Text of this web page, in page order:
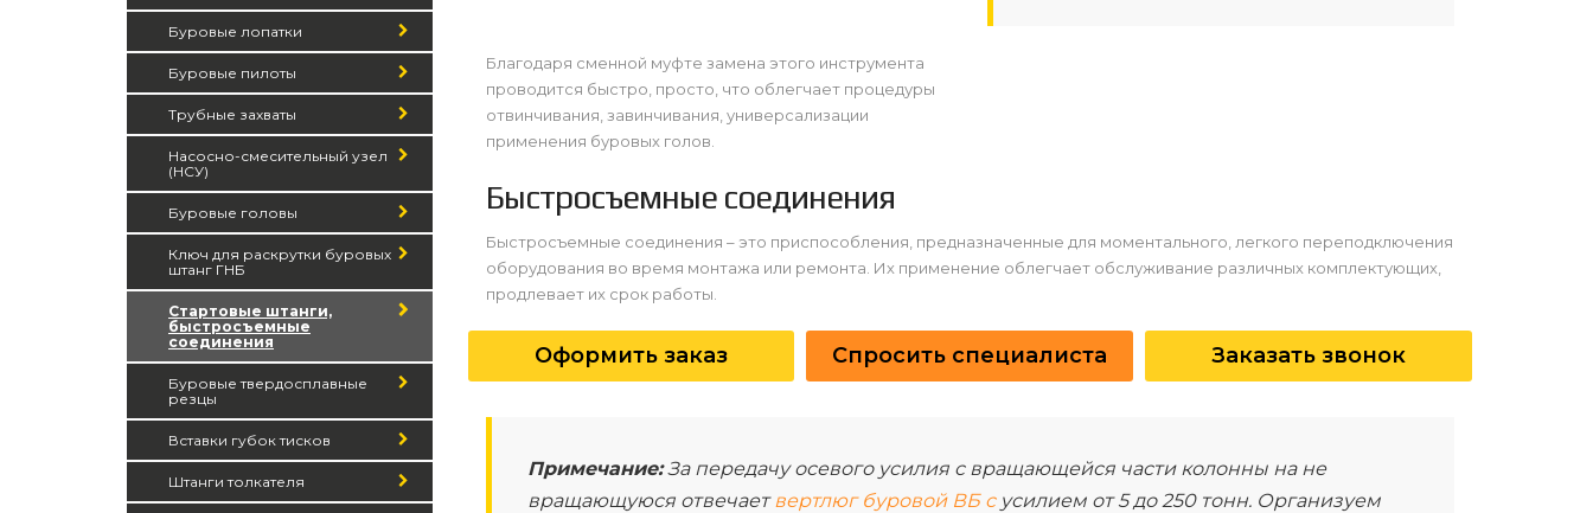
Благодаря сменной муфте замена этого инструмента
проводится быстро, просто, что облегчает процедуры
отвинчивания, завинчивания, универсализации
применения буровых голов.
Быстросъемные соединения
Быстросъемные соединения – это приспособления, предназначенные для моментального, легкого переподключения
оборудования во время монтажа или ремонта. Их применение облегчает обслуживание различных комплектующих,
продлевает их срок работы.
Оформить заказ Спросить специалиста Заказать звонок
Примечание:За передачу осевого усилия с вращающейся части колонны на не
вращающуюся отвечаетвертлюг буровой ВБ сусилием от 5 до 250 тонн. Организуем
Буровые лопатки
Буровые пилоты
Трубные захваты
Насосно-смесительный узел
(НСУ)
Буровые головы
Ключ для раскрутки буровых
штанг ГНБ
Стартовые штанги,
быстросъемные
соединения
Буровые твердосплавные
резцы
Вставки губок тисков
Штанги толкателя